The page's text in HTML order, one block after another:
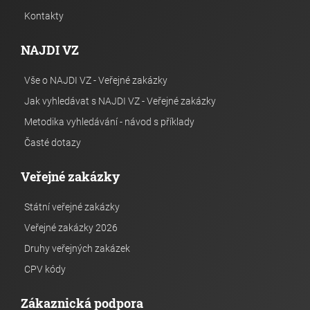
Kontakty
NAJDI VZ
Vše o NAJDI VZ - Veřejné zakázky
Jak vyhledávat s NAJDI VZ - Veřejné zakázky
Metodika vyhledávání - návod s příklady
Časté dotazy
Veřejné zakázky
Státní veřejné zakázky
Veřejné zakázky 2026
Druhy veřejných zakázek
CPV kódy
Zákaznická podpora